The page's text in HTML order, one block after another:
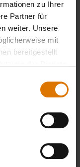
zu Ihrer
Partner für
weiter. Unsere
mit
bereitgestellt